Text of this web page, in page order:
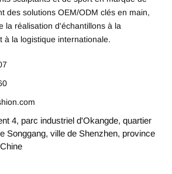
des solutions OEM/ODM clés en main,
la réalisation d'échantillons à la
à la logistique internationale.
4, parc industriel d'Okangde, quartier
Songgang, ville de Shenzhen, province